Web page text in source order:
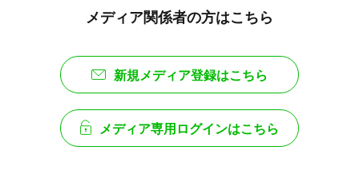
メディア関係者の方はこちら
新規メディア登録はこちら
メディア専用ログインはこちら